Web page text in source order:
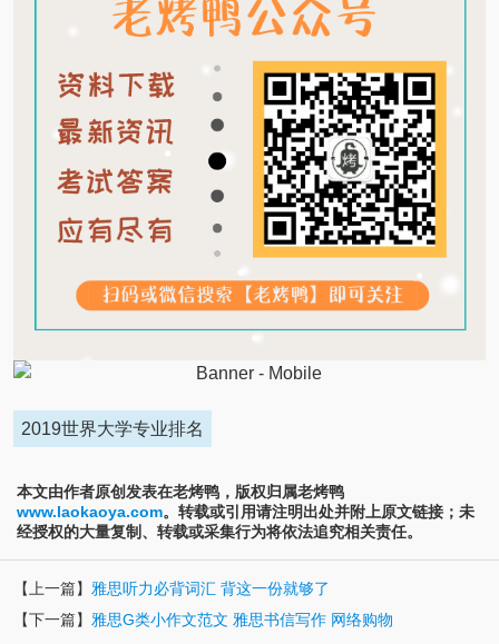
2019世界大学专业排名
本文由作者原创发表在老烤鸭，版权归属老烤鸭
www.laokaoya.com。转载或引用请注明出处并附上原文链接；未
经授权的大量复制、转载或采集行为将依法追究相关责任。
【上一篇】 雅思听力必背词汇 背这一份就够了
【下一篇】 雅思G类小作文范文 雅思书信写作 网络购物